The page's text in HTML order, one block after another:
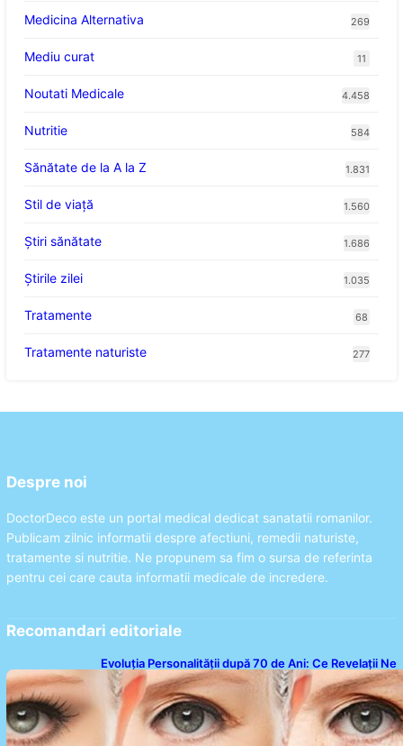
Medicina Alternativa 269
Mediu curat 11
Noutati Medicale 4.458
Nutritie 584
Sănătate de la A la Z 1.831
Stil de viaţă 1.560
Ştiri sănătate 1.686
Știrile zilei 1.035
Tratamente 68
Tratamente naturiste 277
Despre noi
DoctorDeco este un portal medical dedicat sanatatii romanilor.
Publicam zilnic informatii despre afectiuni, remedii naturiste,
tratamente si nutritie. Ne propunem sa fim o sursa de referinta
pentru cei care cauta informatii medicale de incredere.
Recomandari editoriale
Evoluția Personalității după 70 de Ani: Ce Revelații Ne
Oferă Studiile Psihologice